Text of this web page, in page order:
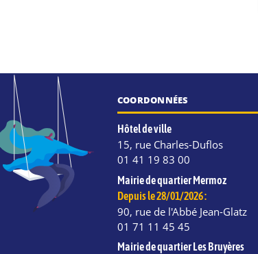
COORDONNÉES
Hôtel de ville
15, rue Charles-Duflos
01 41 19 83 00
Mairie de quartier Mermoz
Depuis le 28/01/2026 :
90, rue de l'Abbé Jean-Glatz
01 71 11 45 45
Mairie de quartier Les Bruyères